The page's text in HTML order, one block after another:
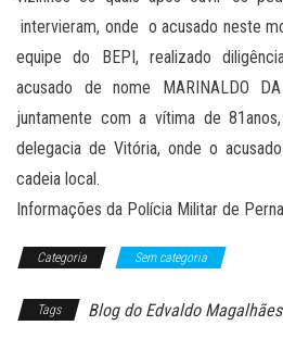
intervieram, onde o acusado neste
equipe do BEPI, realizado
acusado de nome MARINALDO
juntamente com a vítima de
delegacia de Vitória, onde o
cadeia local.
Informações da Polícia Militar de
Categoria Sem categoria
Tags Blog do Edvaldo Magalhães